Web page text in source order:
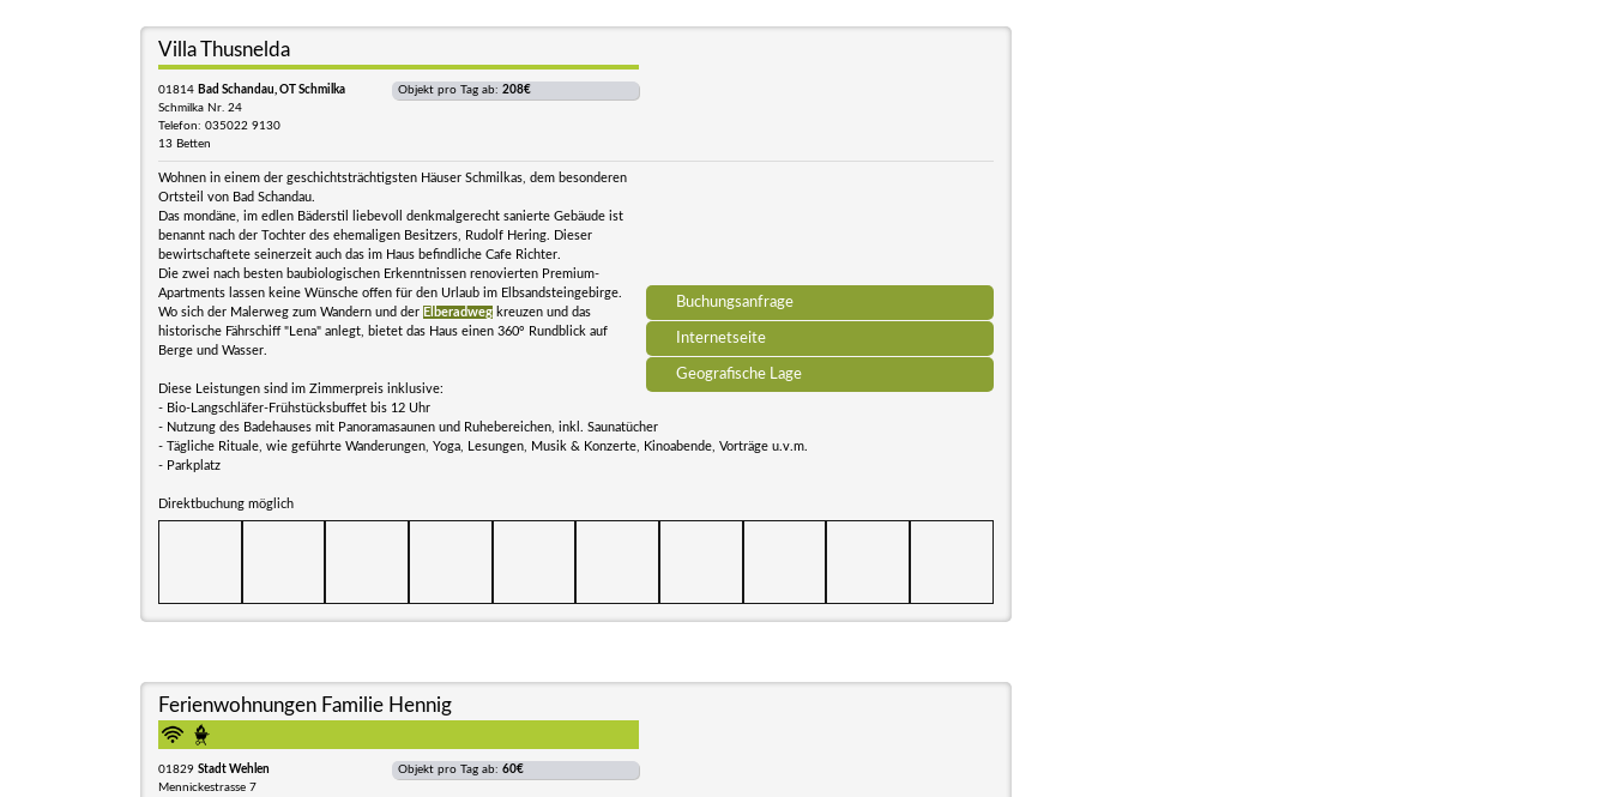
Buchungsanfrage
Internetseite
Geografische Lage
Villa Thusnelda
01814 Bad Schandau, OT Schmilka
Schmilka Nr. 24
Telefon: 035022 9130
13 Betten
Objekt pro Tag ab: 208€
Wohnen in einem der geschichtsträchtigsten Häuser Schmilkas, dem besonderen
Ortsteil von Bad Schandau.
Das mondäne, im edlen Bäderstil liebevoll denkmalgerecht sanierte Gebäude ist
benannt nach der Tochter des ehemaligen Besitzers, Rudolf Hering. Dieser
bewirtschaftete seinerzeit auch das im Haus befindliche Cafe Richter.
Die zwei nach besten baubiologischen Erkenntnissen renovierten Premium-
Apartments lassen keine Wünsche offen für den Urlaub im Elbsandsteingebirge.
Wo sich der Malerweg zum Wandern und der Elberadweg kreuzen und das
historische Fährschiff "Lena" anlegt, bietet das Haus einen 360° Rundblick auf
Berge und Wasser.
Diese Leistungen sind im Zimmerpreis inklusive:
- Bio-Langschläfer-Frühstücksbuffet bis 12 Uhr
- Nutzung des Badehauses mit Panoramasaunen und Ruhebereichen, inkl. Saunatücher
- Tägliche Rituale, wie geführte Wanderungen, Yoga, Lesungen, Musik & Konzerte, Kinoabende, Vorträge u.v.m.
- Parkplatz
Direktbuchung möglich
Ferienwohnungen Familie Hennig
01829 Stadt Wehlen
Mennickestrasse 7
Objekt pro Tag ab: 60€